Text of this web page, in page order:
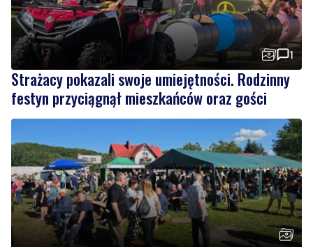
1
Strażacy pokazali swoje umiejętności. Rodzinny
festyn przyciągnął mieszkańców oraz gości